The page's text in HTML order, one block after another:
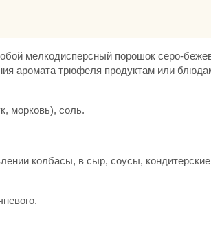
мелкодисперсный порошок серо-
аромата трюфеля продуктам или
морковь), соль.
колбасы, в сыр, соусы, кондитерские